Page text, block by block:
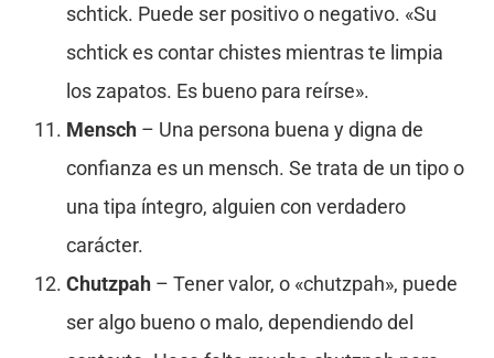
schtick. Puede ser positivo o negativo. «Su
schtick es contar chistes mientras te limpia
los zapatos. Es bueno para reírse».
Mensch– Una persona buena y digna de
confianza es un mensch. Se trata de un tipo o
una tipa íntegro, alguien con verdadero
carácter.
Chutzpah– Tener valor, o «chutzpah», puede
ser algo bueno o malo, dependiendo del